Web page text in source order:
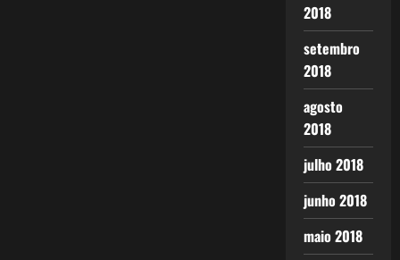
2018
setembro
2018
agosto
2018
julho 2018
junho 2018
maio 2018